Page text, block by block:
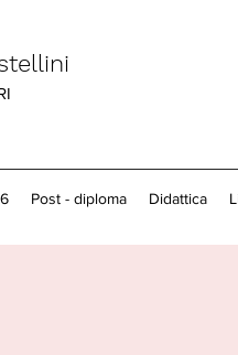
Post - diploma Didattica